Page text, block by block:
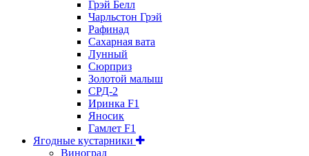
Грэй Белл
Чарльстон Грэй
Рафинад
Сахарная вата
Лунный
Сюрприз
Золотой малыш
СРД-2
Иринка F1
Яносик
Гамлет F1
Ягодные кустарники
Виноград